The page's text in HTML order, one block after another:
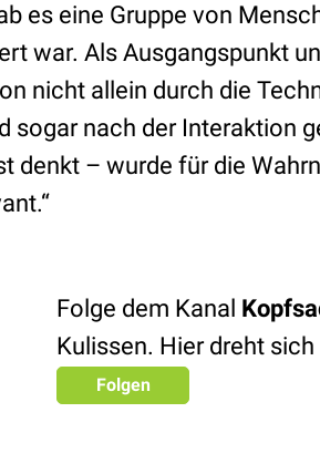
es eine Gruppe von
war. Als Ausgangspunkt
nicht allein durch die
sogar nach der Interaktion
denkt – wurde für die
Folge dem Kanal
Kulissen. Hier dreht
Folgen